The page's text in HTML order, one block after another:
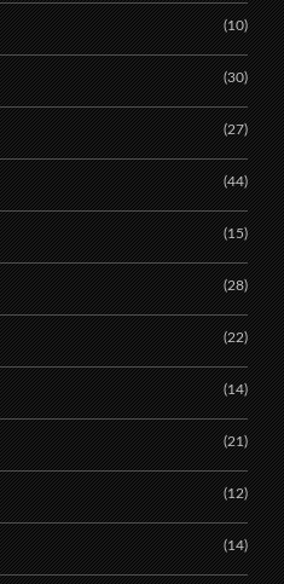
(10)
(30)
(27)
(44)
(15)
(28)
(22)
(14)
(21)
(12)
(14)